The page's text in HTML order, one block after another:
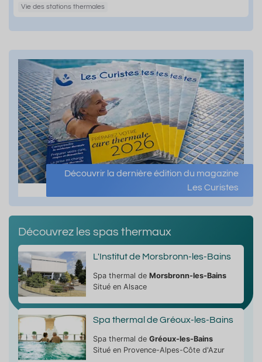
Vie des stations thermales
Découvrir la dernière édition du magazine
Les Curistes
Découvrez les spas thermaux
L'Institut de Morsbronn-les-Bains
Spa thermal de Morsbronn-les-Bains
Situé en Alsace
Spa thermal de Gréoux-les-Bains
Spa thermal de Gréoux-les-Bains
Situé en Provence-Alpes-Côte d'Azur